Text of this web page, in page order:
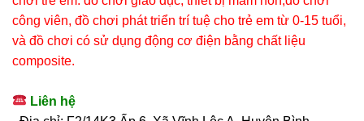
công viên, đồ chơi phát triển trí tuệ cho trẻ em từ 0-15 tuổi,
và đồ chơi có sử dụng động cơ điện bằng chất liệu
composite.
Liên hệ